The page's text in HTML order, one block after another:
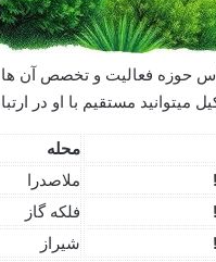
حوزه فعالیت و تخصص آن
مستقیم با او در
محله
ملاصدرا
فلکه گاز
شیراز